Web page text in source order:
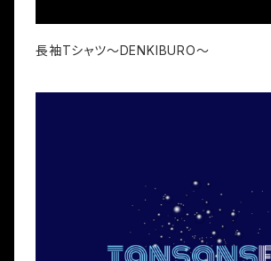
長袖Tシャツ〜DENKIBURO〜